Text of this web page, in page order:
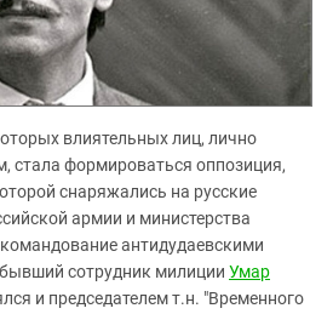
влиятельных лиц, лично
стала формироваться оппозиция,
снаряжались на русские
армии и министерства
антидудаевскими
сотрудник милиции Умар
и председателем т.н. "Временного